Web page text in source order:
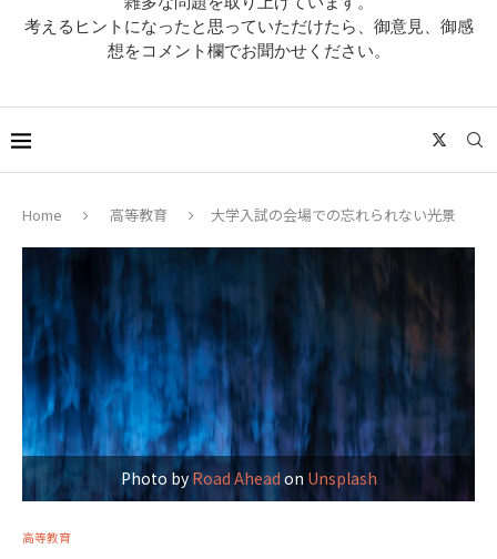
考えるヒントになったと思っていただけたら、御意見、御感
想をコメント欄でお聞かせください。
Home 高等教育 大学入試の会場での忘れられない光景
Photo by Road Ahead on Unsplash
高等教育